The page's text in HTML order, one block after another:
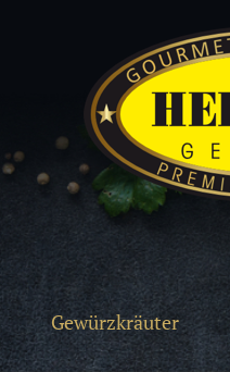
Gewürzkräuter